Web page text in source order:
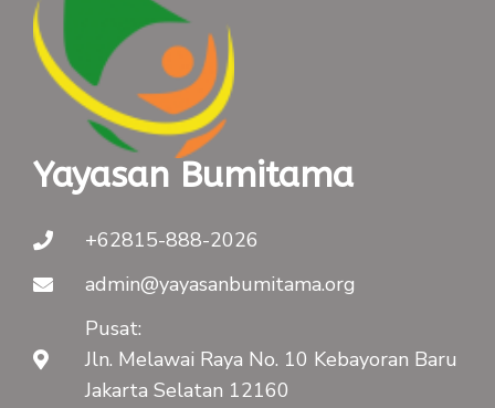
Yayasan Bumitama
+62815-888-2026
admin@yayasanbumitama.org
Pusat:
Jln. Melawai Raya No. 10 Kebayoran Baru
Jakarta Selatan 12160